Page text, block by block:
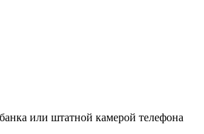
или штатной камерой телефона